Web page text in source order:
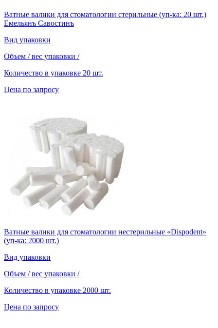
Ватные валики для стоматологии стерильные (уп-ка: 20 шт.)
Емельянъ Савостинъ
Вид упаковки
Объем / вес упаковки /
Количество в упаковке 20 шт.
Цена по запросу
Ватные валики для стоматологии нестерильные «Dispodent»
(уп-ка: 2000 шт.)
Вид упаковки
Объем / вес упаковки /
Количество в упаковке 2000 шт.
Цена по запросу